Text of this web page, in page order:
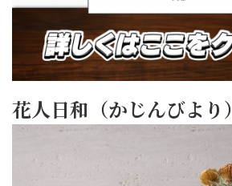
花人日和（かじんびより）